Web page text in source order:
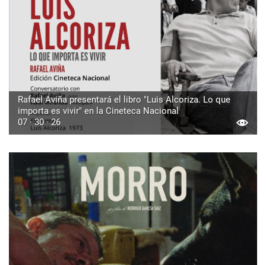
Rafael Aviña presentará el libro "Luis Alcoriza. Lo que
importa es vivir" en la Cineteca Nacional
07 · 30 · 26